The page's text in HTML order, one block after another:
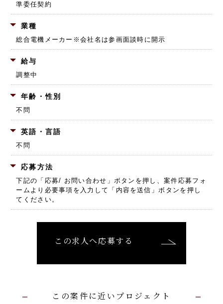
準委任契約
業種
総合電機メーカー ※会社名は参画面談時に開示
給与
調整中
年齢・性別
不問
英語・言語
不問
応募方法
下記の「応募/ お問い合わせ」ボタンを押し、 案件応募フォ
ームより必要事項を入力して「内容を送信」ボタンを押し
てください。
この求人へ応募する
この案件に近いプロジェクト